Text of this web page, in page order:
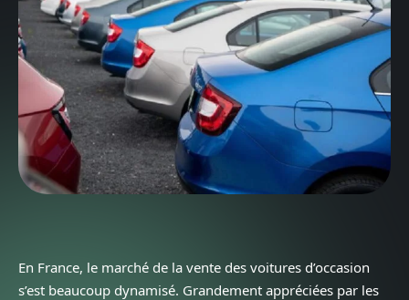
En France, le marché de la vente des voitures d’occasion
s’est beaucoup dynamisé. Grandement appréciées par les